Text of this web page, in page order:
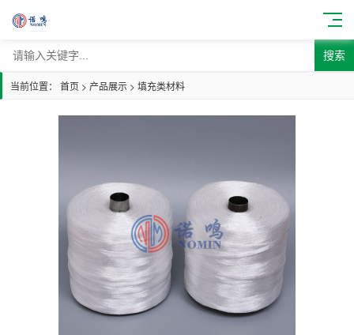
搜索
当前位置： 首页 > 产品展示 > 填充类材料